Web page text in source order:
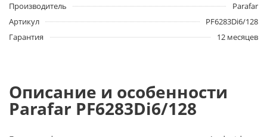
Производитель
Parafar
Артикул
PF6283Di6/128
Гарантия
12 месяцев
Описание и особенности
Parafar PF6283Di6/128